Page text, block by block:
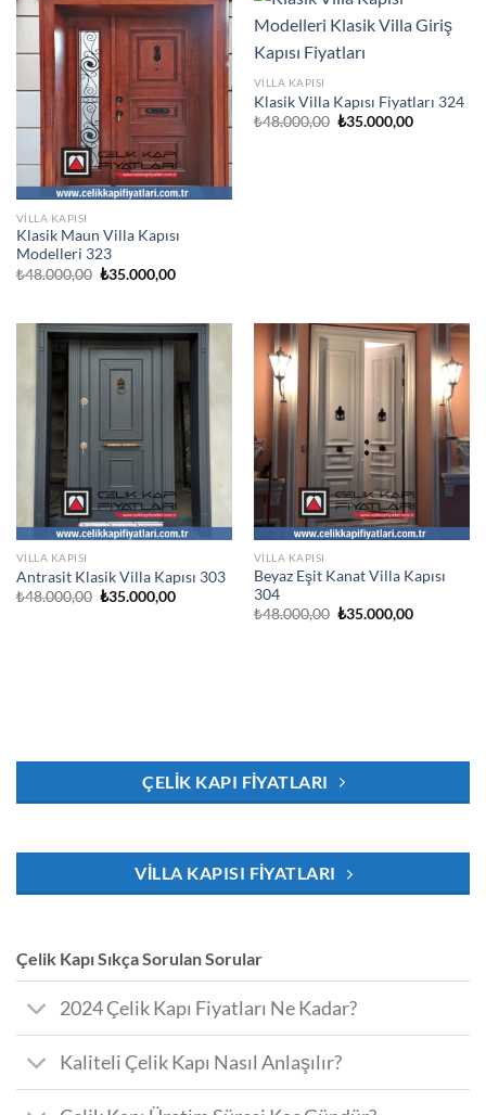
VILLA KAPISI
Klasik Maun Villa Kapısı
Modelleri 323
₺48.000,00 Orijinal
₺35.000,00Şu
VILLA KAPISI
Klasik Villa Kapısı Fiyatları 324
₺48.000,00 Orijinal
₺35.000,00Şu
VILLA KAPISI
Antrasit Klasik Villa Kapısı 303
₺48.000,00 Orijinal
₺35.000,00Şu
VILLA KAPISI
Beyaz Eşit Kanat Villa Kapısı
304
₺48.000,00 Orijinal
₺35.000,00Şu
ÇELIK KAPI FIYATLARI
VILLA KAPISI FIYATLARI
Çelik Kapı Sıkça Sorulan Sorular
2024 Çelik Kapı Fiyatları Ne Kadar?
Kaliteli Çelik Kapı Nasıl Anlaşılır?